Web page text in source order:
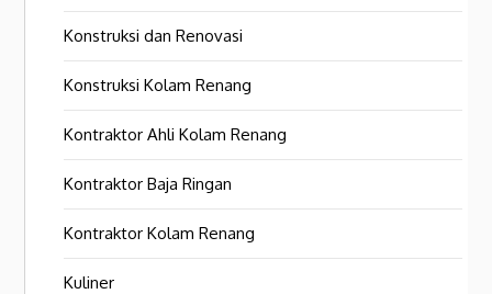
Konstruksi dan Renovasi
Konstruksi Kolam Renang
Kontraktor Ahli Kolam Renang
Kontraktor Baja Ringan
Kontraktor Kolam Renang
Kuliner